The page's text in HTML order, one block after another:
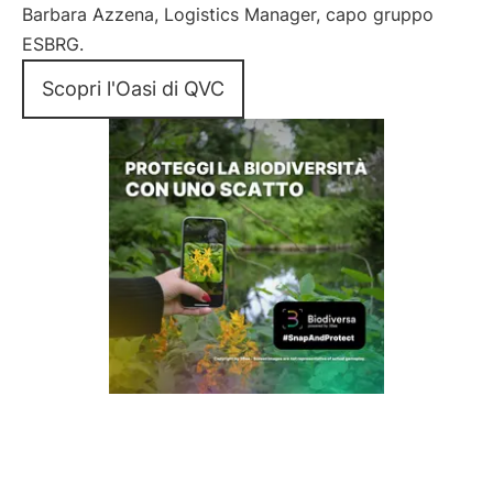
Barbara Azzena, Logistics Manager, capo gruppo
ESBRG.
Scopri l'Oasi di QVC